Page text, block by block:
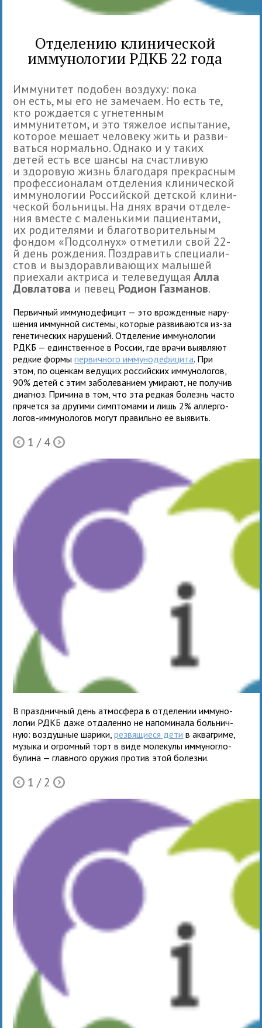
Отделению клинической
иммунологии РДКБ 22 года
Имму­ни­тет подо­бен воз­духу: пока
он есть, мы его не заме­чаем. Но есть те,
кто рож­да­ется с угнетенным
иммунитетом, и это тяже­лое испы­та­ние,
которое мешает чело­веку жить и раз­ви­
ваться нор­мально. Однако и у таких
детей есть все шансы на счаст­ли­вую
и здо­ро­вую жизнь бла­го­даря пре­крас­ным
про­фес­сио­на­лам отде­ле­ния кли­ни­че­ской
имму­но­ло­гии Российской дет­ской кли­ни­
че­ской боль­ницы. На днях врачи отде­ле­
ния вме­сте с малень­кими паци­ен­тами,
их роди­те­лями и бла­го­тво­ри­тель­ным
фон­дом «Подсолнух» отме­тили свой 22-
й день рож­де­ния. Поздравить спе­ци­а­ли­
стов и выздо­рав­ли­ва­ю­щих малы­шей
при­е­хали актриса и телеведущаяАлла
Довлатова и певец Родион Газманов.
Первичный имму­но­де­фи­цит — это врож­ден­ные нару­
ше­ния иммун­ной системы, кото­рые раз­ви­ва­ются из-за
гене­ти­че­ских нару­ше­ний. Отделение имму­но­ло­гии
РДКБ — един­ствен­ное в России, где врачи выяв­ляют
ред­кие формыпер­вич­ного имму­но­де­фи­цита. При
этом, по оцен­кам веду­щих рос­сий­ских имму­но­ло­гов,
90% детей с этим заболе­ва­нием уми­рают, не полу­чив
диа­гноз. Причина в том, что эта ред­кая болезнь часто
пря­чется за дру­гими симп­то­мами и лишь 2% аллер­го­
ло­гов-имму­но­ло­гов могут пра­вильно ее выявить.
Ò 1 / 4Õ
В празд­нич­ный день атмо­сфера в отде­ле­нии имму­но­
ло­гии РДКБ даже отда­ленно не напо­ми­нала боль­нич­
ную: воз­душ­ные шарики,рез­вя­щи­еся дети в аква­гри­ме,
музыка и огром­ный торт в виде моле­кулы имму­но­гло­
бу­лина — глав­ного ору­жия про­тив этой болезни.
Ò 1 / 2Õ